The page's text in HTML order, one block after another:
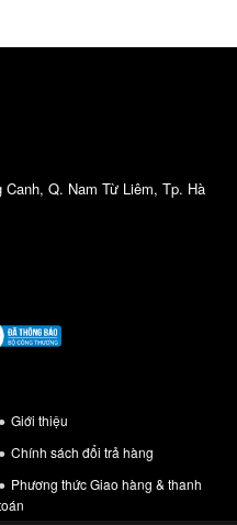
Q. Nam Từ Liêm, Tp. Hà
Giới thiệu
Chính sách đổi trả hàng
Phương thức Giao hàng & thanh